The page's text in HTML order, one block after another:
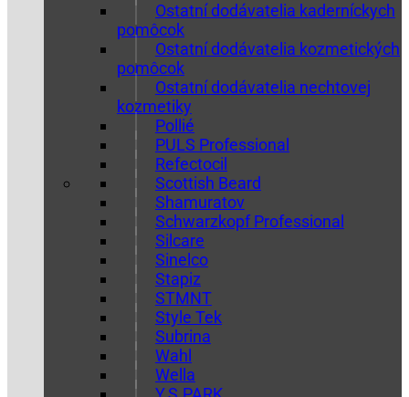
Ostatní dodávatelia kaderníckych
pomôcok
Ostatní dodávatelia kozmetických
pomôcok
Ostatní dodávatelia nechtovej
kozmetiky
Pollié
PULS Professional
Refectocil
Scottish Beard
Shamuratov
Schwarzkopf Professional
Silcare
Sinelco
Stapiz
STMNT
Style Tek
Subrina
Wahl
Wella